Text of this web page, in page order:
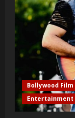
Bollywood Film
Entertainment